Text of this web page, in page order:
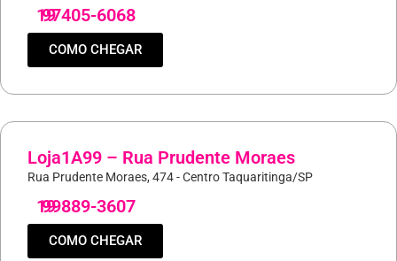
19
97405-6068
COMO CHEGAR
Loja1A99 – Rua Prudente Moraes
Rua Prudente Moraes, 474 - Centro Taquaritinga/SP
19
99889-3607
COMO CHEGAR